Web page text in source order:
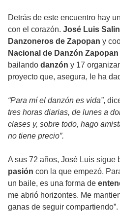
Detrás de este encuentro hay
con el corazón. José Luis
Danzoneros de Zapopan y
Nacional de Danzón Zapopan
bailando danzón y 17
proyecto que, asegura, le ha
“Para mí el danzón es vida”,
tres horas diarias, de lunes a
clases y, sobre todo, hago
no tiene precio”.
A sus 72 años, José Luis sigue
pasión con la que empezó.
un baile, es una forma de
me abrió horizontes. Me
ganas de seguir compartiendo”.